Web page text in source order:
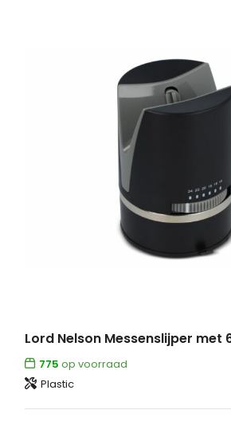
Lord Nelson Messenslijper met
775 op voorraad
Plastic